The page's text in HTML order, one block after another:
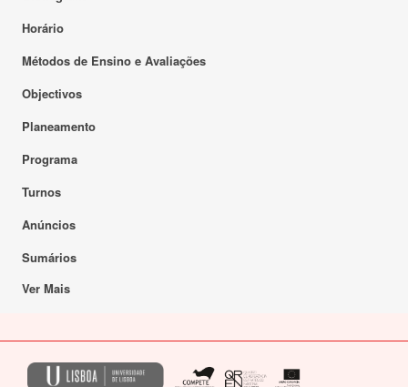
Horário
Métodos de Ensino e Avaliações
Objectivos
Planeamento
Programa
Turnos
Anúncios
Sumários
Ver Mais